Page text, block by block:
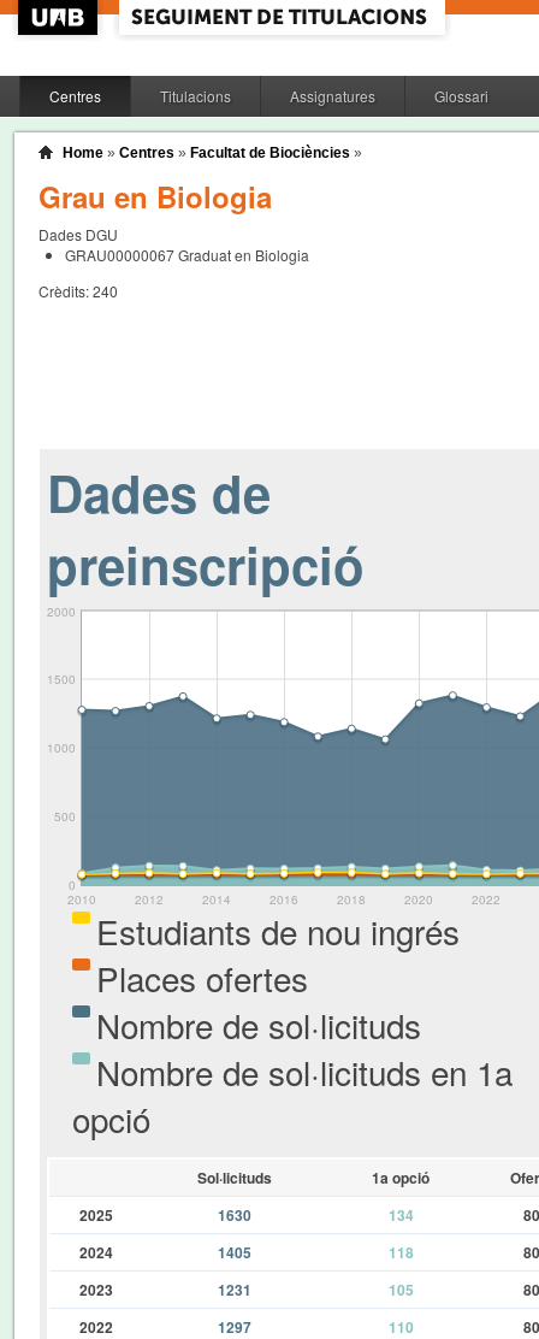
Centres Titulacions Assignatures Glossari
Home » Centres » Facultat de Biociències »
Grau en Biologia
Dades DGU
GRAU00000067Graduat en Biologia
Crèdits:240
Dades de
preinscripció
2010 2012 2014 2016 2018 2020 2022
0
500
1000
1500
2000
Estudiants de nou ingrés
Places ofertes
Nombre de sol·licituds
Nombre de sol·licituds en 1a
opció
Sol·licituds 1a opció
2025
1630 134
80
2024
1405 118
80
2023
1231 105
80
2022
1297 110
80